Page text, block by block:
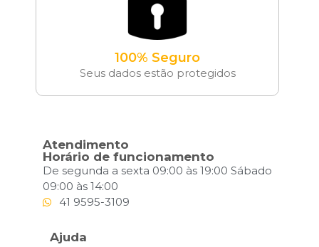
100% Seguro
Seus dados estão protegidos
Atendimento
Horário de funcionamento
De segunda a sexta 09:00 às 19:00 Sábado
09:00 às 14:00
41 9595-3109
Ajuda